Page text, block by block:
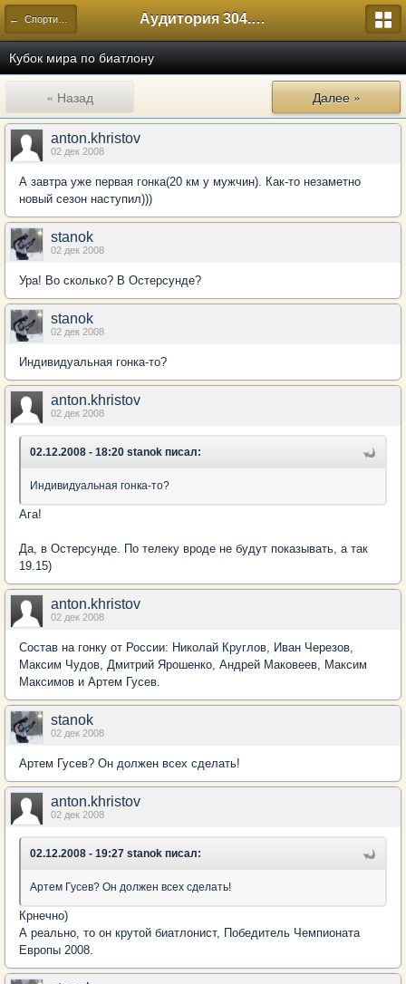
← Спортивный Аудитория 304. История России
Кубок мира по биатлону
« Назад Далее »
anton.khristov
02 дек 2008
А завтра уже первая гонка(20 км у мужчин). Как-то незаметно
новый сезон наступил)))
stanok
02 дек 2008
Ура! Во сколько? В Остерсунде?
stanok
02 дек 2008
Индивидуальная гонка-то?
anton.khristov
02 дек 2008
02.12.2008 - 18:20 stanok писал:
Индивидуальная гонка-то?
Ага!
Да, в Остерсунде. По телеку вроде не будут показывать, а так
19.15)
anton.khristov
02 дек 2008
Состав на гонку от России: Николай Круглов, Иван Черезов,
Максим Чудов, Дмитрий Ярошенко, Андрей Маковеев, Максим
Максимов и Артем Гусев.
stanok
02 дек 2008
Артем Гусев? Он должен всех сделать!
anton.khristov
02 дек 2008
02.12.2008 - 19:27 stanok писал:
Артем Гусев? Он должен всех сделать!
Крнечно)
А реально, то он крутой биатлонист, Победитель Чемпионата
Европы 2008.